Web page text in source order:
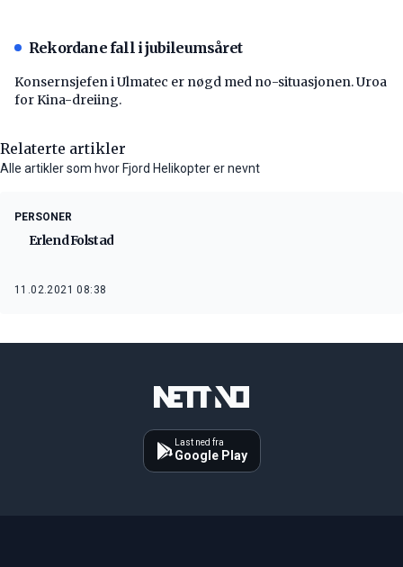
Rekordane fall i jubileumsåret
Konsernsjefen i Ulmatec er nøgd med no-situasjonen. Uroa
for Kina-dreiing.
Relaterte artikler
Alle artikler som hvor Fjord Helikopter er nevnt
PERSONER
Erlend Folstad
11.02.2021 08:38
Last ned fra
Google Play